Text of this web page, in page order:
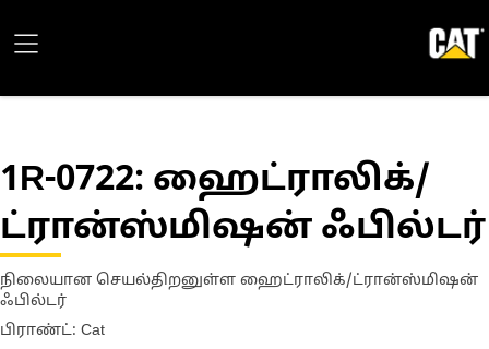
1R-0722: ஹைட்ராலிக்/
ட்ரான்ஸ்மிஷன் ஃபில்டர்
நிலையான செயல்திறனுள்ள ஹைட்ராலிக்/ட்ரான்ஸ்மிஷன்
ஃபில்டர்
பிராண்ட்: Cat